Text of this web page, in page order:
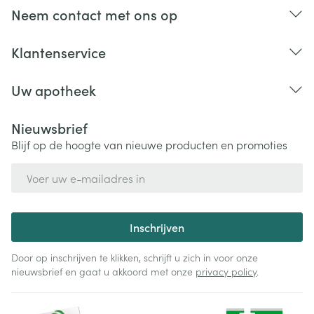
fenobarbital (tegen epilepsie)
tolbutamide, gliclazide, glibenclamide, nateglinide
en repaglinide)
colchicine (wordt gewoonlijk genomen tegen jicht)
aminoglycoside antibiotica zoals streptomycine of
gentamicine
bloeddruk en onregelmatige hartslag)
behandeling van impotentie bij volwassen mannen
of voor de behandeling van pulmonale arteriële
hypertensie (hoge bloeddruk in de bloedvaten van
Neem contact met ons op
Klantenservice
Uw apotheek
Nieuwsbrief
Blijf op de hoogte van nieuwe producten en promoties
Inschrijven
Door op inschrijven te klikken, schrijft u zich in voor onze
nieuwsbrief en gaat u akkoord met onze privacy policy.